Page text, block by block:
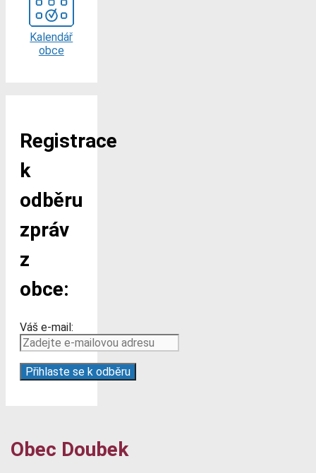
Kalendář
obce
Registrace
k
odběru
zpráv
z
obce:
Váš e-mail:
Obec Doubek